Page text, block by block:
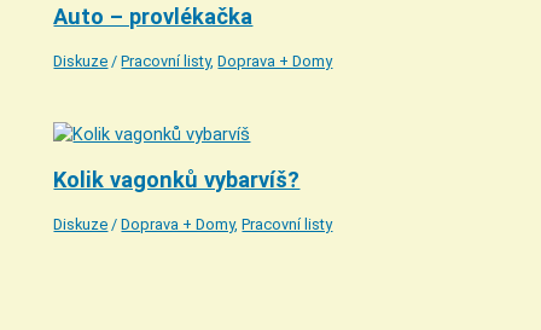
Auto – provlékačka
Diskuze /Pracovní listy,Doprava + Domy
Kolik vagonků vybarvíš?
Diskuze /Doprava + Domy,Pracovní listy